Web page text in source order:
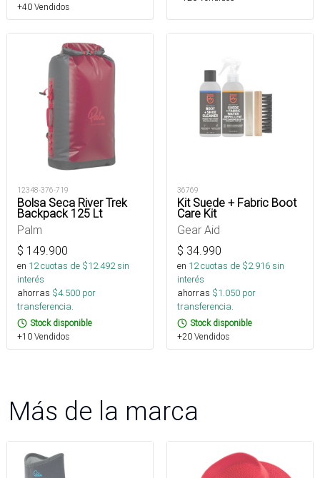
+40 Vendidos
12348-376-719
Bolsa Seca River Trek
Backpack 125 Lt
Palm
$ 149.900
en 12cuotas de $12.492sin
interés
ahorras $4.500 por
transferencia.
Stock disponible
+10 Vendidos
36769
Kit Suede + Fabric Boot
Care Kit
Gear Aid
$ 34.990
en 12cuotas de $2.916sin
interés
ahorras $1.050 por
transferencia.
Stock disponible
+20 Vendidos
Más de la marca